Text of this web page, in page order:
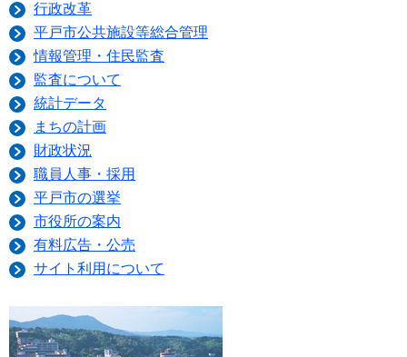
行政改革
平戸市公共施設等総合管理
情報管理・住民監査
監査について
統計データ
まちの計画
財政状況
職員人事・採用
平戸市の選挙
市役所の案内
有料広告・公売
サイト利用について